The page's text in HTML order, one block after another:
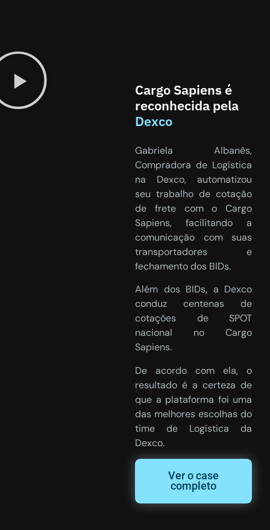
Cargo Sapiens é
reconhecida pela
Dexco
Gabriela Albanês,
Compradora de Logística
na Dexco, automatizou
seu trabalho de cotação
de frete com o Cargo
Sapiens, facilitando a
comunicação com suas
transportadores e
fechamento dos BIDs.
Além dos BIDs, a Dexco
conduz centenas de
cotações de SPOT
nacional no Cargo
Sapiens.
De acordo com ela, o
resultado é a certeza de
que a plataforma foi uma
das melhores escolhas do
time de Logística da
Dexco.
Ver o case
completo